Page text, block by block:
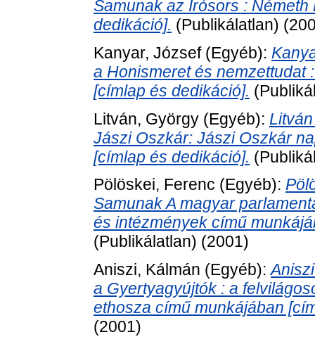
Samunak az Írósors :
dedikáció]. (Publikálatlan)
Kanyar, József(Egyéb):
a Honismeret és nemzettudat
[címlap és dedikáció].
Litván, György (Egyéb):
Jászi Oszkár: Jászi Oszkár
[címlap és dedikáció].
Pölöskei, Ferenc (Egyéb):
Samunak A magyar
és intézmények című
(Publikálatlan) (2001)
Aniszi, Kálmán (Egyéb):
a Gyertyagyújtók : a
ethosza című munkájában
(2001)